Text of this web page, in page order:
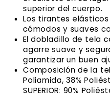
superior del cuerpo.
Los tirantes
cómodos y suaves
El dobladillo de tela
agarre suave y
garantizar un buen
Composición de la
Poliamida, 38%
SUPERIOR: 90%